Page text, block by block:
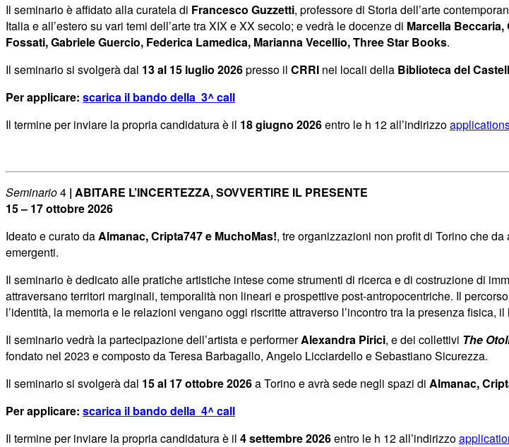
Il seminario è affidato alla curatela di Francesco Guzzetti, professore di Storia dell’arte
Italia e all’estero su vari temi dell’arte tra XIX e XX secolo; e vedrà le docenze di Marcella
Fossati, Gabriele Guercio, Federica Lamedica, Marianna Vecellio, Three Star Books.
Il seminario si svolgerà dal 13 al 15 luglio 2026presso il CRRI nei locali della Biblioteca del
Per applicare: scarica il bando della 3^ call
Il termine per inviare la propria candidatura è il 18 giugno 2026entro le h 12 all’indirizzo
Seminario4 | ABITARE L’INCERTEZZA, SOVVERTIRE IL PRESENTE
15 – 17 ottobre 2026
Ideato e curato daAlmanac, Cripta747 e MuchoMas!, tre organizzazioni non profit di Torino che
emergenti.
Il seminario è dedicato alle pratiche artistiche intese come strumenti di ricerca e di costruzione di
attraversano territori marginali, temporalità non lineari e prospettive post-antropocentriche. Il
l’identità, la memoria e le relazioni vengano oggi riscritte attraverso l’incontro tra la presenza
Il seminario vedrà la partecipazione dell’artista e performerAlexandra Pirici, e dei collettivi The
fondato nel 2023 e composto da Teresa Barbagallo, Angelo Licciardello e Sebastiano Sicurezza.
Il seminario si svolgerà dal 15 al 17 ottobre 2026a Torino e avrà sede negli spazi di Almanac,
Per applicare: scarica il bando della 4^ call
Il termine per inviare la propria candidatura è il 4 settembre 2026entro le h 12 all’indirizzo